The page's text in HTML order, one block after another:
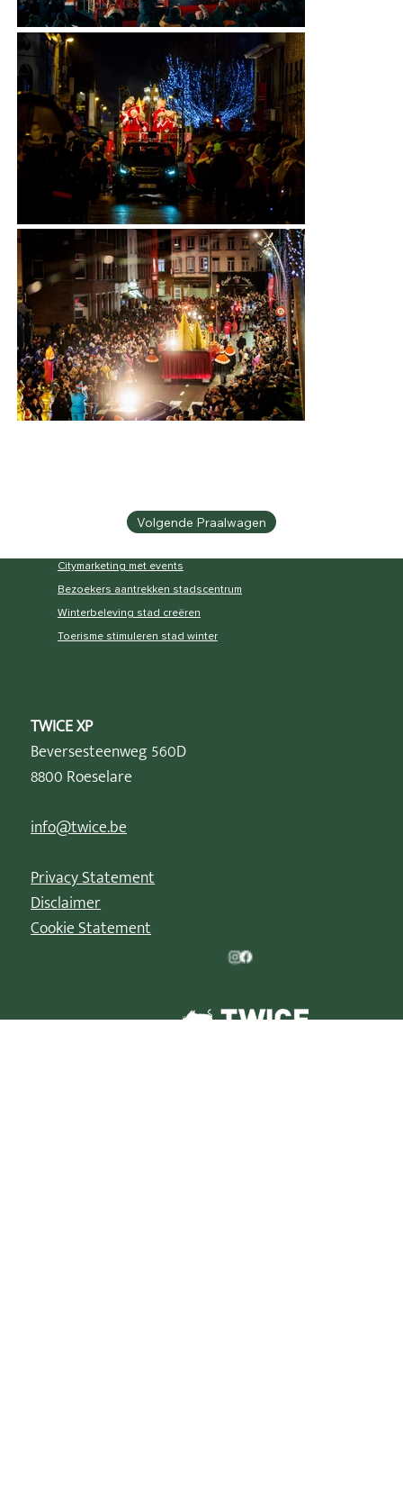
Volgende Praalwagen
Citymarketing met events
Bezoekers aantrekken stadscentrum
Winterbeleving stad creëren
Toerisme stimuleren stad winter
TWICE XP
Beversesteenweg 560D
8800 Roeselare
info@twice.be
Privacy Statement
Disclaimer
Cookie Statement